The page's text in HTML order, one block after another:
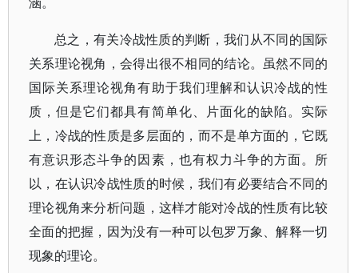
总之，有关冷战性质的判断，我们从不同的国际
关系理论视角，会得出很不相同的结论。虽然不同的
国际关系理论视角有助于我们理解和认识冷战的性
质，但是它们都具有简单化、片面化的缺陷。实际
上，冷战的性质是多层面的，而不是单方面的，它既
有意识形态斗争的因素，也有权力斗争的方面。所
以，在认识冷战性质的时候，我们有必要结合不同的
理论视角来分析问题，这样才能对冷战的性质有比较
全面的把握，因为没有一种可以包罗万象、解释一切
现象的理论。